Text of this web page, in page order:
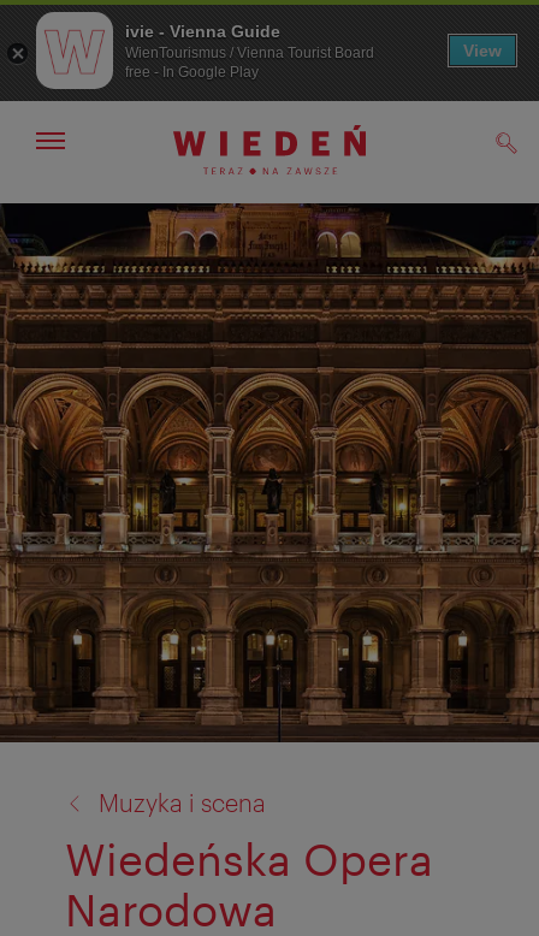
Przejdź
do
nawigacji
Przejdź
do
treści
Pokaż/ukryj
Muzyka i scena
Wiedeńska Opera
Narodowa
ivie - Vienna Guide
WienTourismus / Vienna Tourist Board
free - In Google Play
View